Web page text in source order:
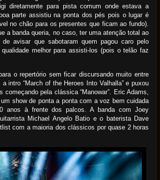
diretamente para pista comum onde estava a
parte assistiu na ponta dos pés pois o lugar é
no chão para os presentes que ficam ao fundo).
a banda queria, no caso, ter uma atenção total ao
de avisar que sabotaram quem pagou caro pelo
melhor para assisti-los (pois o telão faz
o repertório sem ficar discursando muito entre
intro “March of the Heroes Into Valhalla” e puxou
começando pela clássica “Manowar”. Eric Adams,
show de ponta a ponta com a voz bem cuidada
anos à frente dos palcos. A banda com Joey
Michael Angelo Batio e o baterista Dave
com a maioria dos clássicos por quase 2 horas